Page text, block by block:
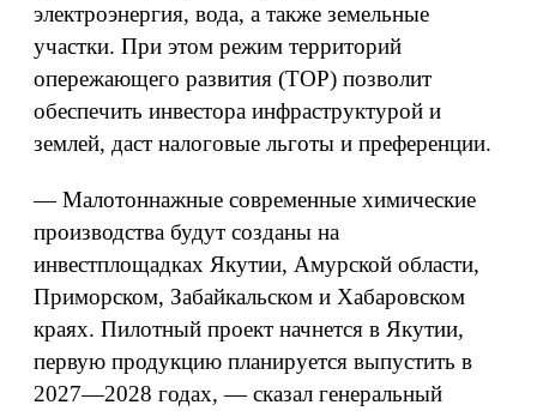
электроэнергия, вода, а также земельные
участки. При этом режим территорий
опережающего развития (ТОР) позволит
обеспечить инвестора инфраструктурой и
землей, даст налоговые льготы и преференции.
— Малотоннажные современные химические
производства будут созданы на
инвестплощадках Якутии, Амурской области,
Приморском, Забайкальском и Хабаровском
краях. Пилотный проект начнется в Якутии,
первую продукцию планируется выпустить в
2027—2028 годах, — сказал генеральный